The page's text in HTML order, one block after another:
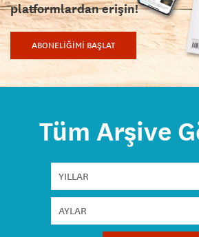
platformlardan erişin!
ABONELİĞİMİ BAŞLAT
Tüm Arşive